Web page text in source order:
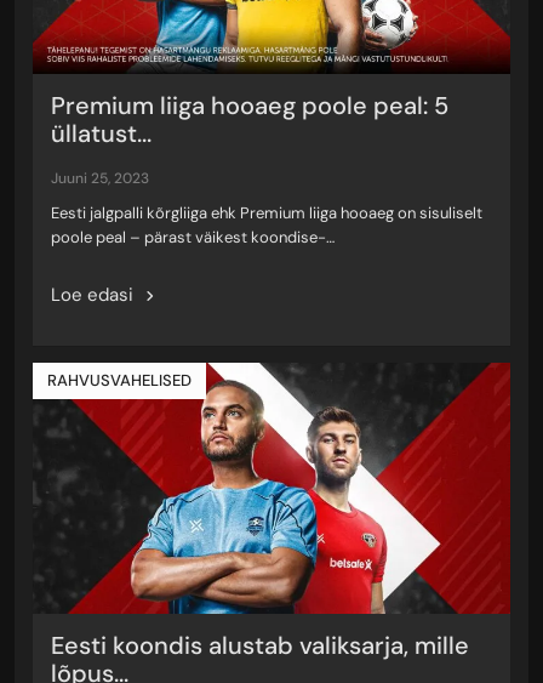
Premium liiga hooaeg poole peal: 5
üllatust...
juuni 25, 2023
Eesti jalgpalli kõrgliiga ehk Premium liiga hooaeg on sisuliselt
poole peal – pärast väikest koondise-…
Loe edasi
RAHVUSVAHELISED
Eesti koondis alustab valiksarja, mille
lõpus...